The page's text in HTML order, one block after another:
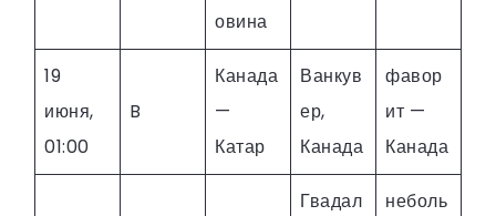
овина
19
июня,
01:00
B
Канада
—
Катар
Ванкув
ер,
Канада
фавор
ит —
Канада
Гвадал
неболь